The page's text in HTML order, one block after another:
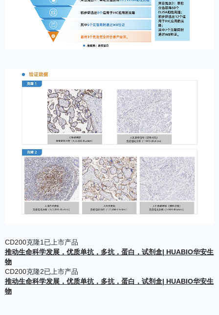
CD200克隆1已上市产品
推动生命科学发展，优质单抗，多抗，蛋白，试剂盒| HUABIO华安生
物
CD200克隆2已上市产品
推动生命科学发展，优质单抗，多抗，蛋白，试剂盒| HUABIO华安生
物